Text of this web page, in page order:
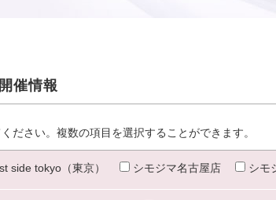
催情報
ださい。複数の項目を選択することができます。
side tokyo（東京） シモジマ名古屋店 シモ